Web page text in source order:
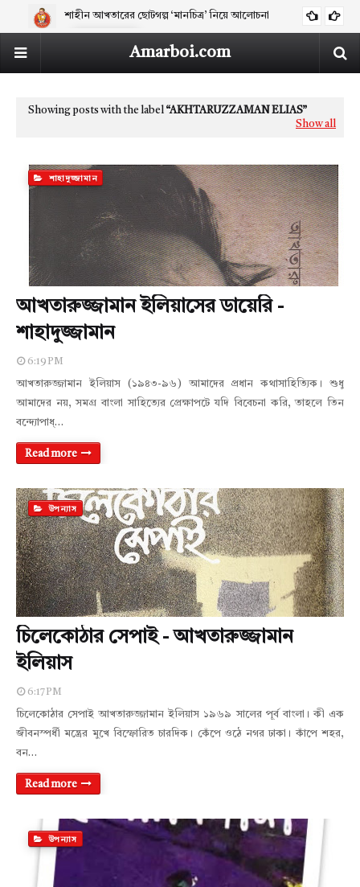
শাহীন আখতারের ছোটগল্প ‘মানচিত্র’ নিয়ে আলোচনা
Amarboi.com
Showing posts with the label AKHTARUZZAMAN ELIAS
Show all
শাহাদুজ্জামান
আখতারুজ্জামান ইলিয়াসের ডায়েরি -
শাহাদুজ্জামান
6:19 PM
আখতারুজ্জামান ইলিয়াস (১৯৪৩-৯৬) আমাদের প্রধান কথাসাহিত্যিক। শুধু
আমাদের নয়, সমগ্র বাংলা সাহিত্যের প্রেক্ষাপটে যদি বিবেচনা করি, তাহলে তিন
বন্দ্যোপাধ্…
Read more
উপন্যাস
চিলেকোঠার সেপাই - আখতারুজ্জামান
ইলিয়াস
6:17 PM
চিলেকোঠার সেপাই আখতারুজ্জামান ইলিয়াস ১৯৬৯ সালের পূর্ব বাংলা। কী এক
জীবনস্পর্ধী মন্ত্রের মুখে বিস্ফোরিত চারদিক। কেঁপে ওঠে নগর ঢাকা। কাঁপে শহর,
বন…
Read more
উপন্যাস